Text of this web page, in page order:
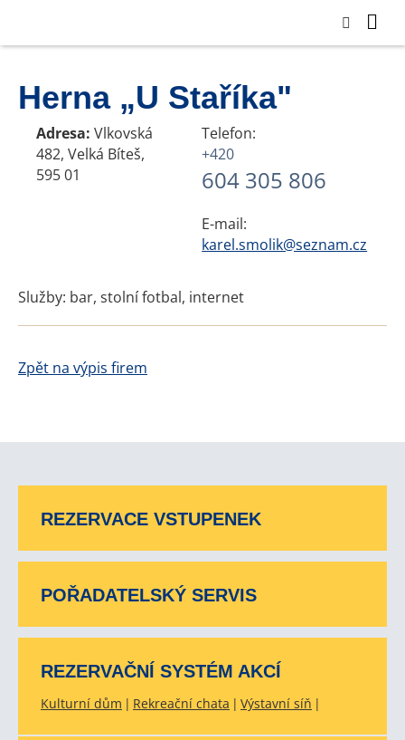
Herna „U Staříka"
Adresa: Vlkovská
482, Velká Bíteš,
595 01
Telefon:
+420
604 305 806
E-mail:
karel.smolik@seznam.cz
Služby: bar, stolní fotbal, internet
Zpět na výpis firem
REZERVACE VSTUPENEK
POŘADATELSKÝ SERVIS
REZERVAČNÍ SYSTÉM AKCÍ
Kulturní dům Rekreační chata Výstavní síň